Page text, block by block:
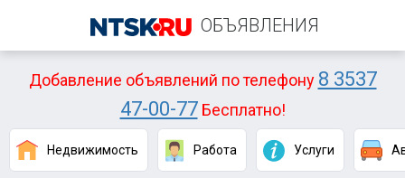
ОБЪЯВЛЕНИЯ
Добавление объявлений по телефону 8 3537
47-00-77Бесплатно!
Недвижимость Работа Услуги